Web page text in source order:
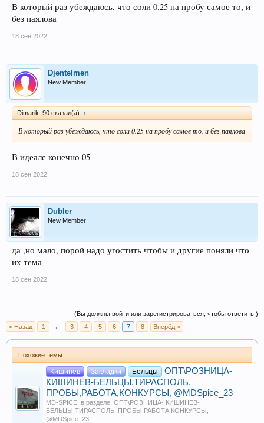
В который раз убеждаюсь, что соли 0.25 на пробу самое то, и
без паялова
18 сен 2022
Djentelmen
New Member
Dimarik_90 сказал(а): ↑
В который раз убеждаюсь, что соли 0.25 на пробу самое то, и без паялова
В идеале конечно 05
18 сен 2022
Dubler
New Member
да ,но мало, порой надо угостить чтобы и другие поняли что
их тема
18 сен 2022
(Вы должны войти или зарегистрироваться, чтобы ответить.)
< Назад
1 ← 3 4 5 6 7 8 Вперёд >
Похожие темы
Кишинёв Закладки Бельцы
ОПТ\РОЗНИЦА-
КИШИНЕВ-БЕЛЬЦЫ,ТИРАСПОЛЬ,
ПРОБЫ,РАБОТА,КОНКУРСЫ, @MDSpice_23
MD-SPICE , в разделе: ОПТ\РОЗНИЦА- КИШИНЕВ-
БЕЛЬЦЫ,ТИРАСПОЛЬ, ПРОБЫ,РАБОТА,КОНКУРСЫ,
@MDSpice_23